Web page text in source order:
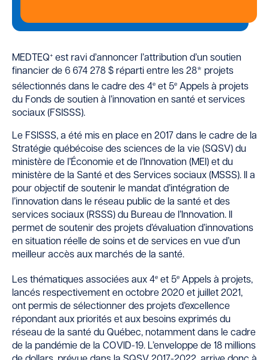
MEDTEQ+ est ravi d’annoncer l’attribution d’un soutien
financier de 6 674 278 $ réparti entre les 28* projets
sélectionnés dans le cadre des 4e et 5e Appels à projets
du Fonds de soutien à l’innovation en santé et services
sociaux (FSISSS).
Le FSISSS, a été mis en place en 2017 dans le cadre de la
Stratégie québécoise des sciences de la vie (SQSV) du
ministère de l’Économie et de l’Innovation (MEI) et du
ministère de la Santé et des Services sociaux (MSSS). Il a
pour objectif de soutenir le mandat d’intégration de
l’innovation dans le réseau public de la santé et des
services sociaux (RSSS) du Bureau de l’Innovation. Il
permet de soutenir des projets d’évaluation d’innovations
en situation réelle de soins et de services en vue d’un
meilleur accès aux marchés de la santé.
Les thématiques associées aux 4e et 5e Appels à projets,
lancés respectivement en octobre 2020 et juillet 2021,
ont permis de sélectionner des projets d’excellence
répondant aux priorités et aux besoins exprimés du
réseau de la santé du Québec, notamment dans le cadre
de la pandémie de la COVID-19. L’enveloppe de 18 millions